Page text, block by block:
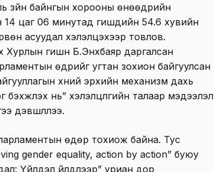
зүйн байнгын хорооны өнөөдрийн
цаг 06 минутад гишүүдийн 54.6 хувийн
асуудал хэлэлцэхээр товлов.
гишүүн Б.Энхбаяр даргалсан
өдрийг угтан зохион байгуулсан
хүний эрхийн механизм дахь
нь” хэлэлцүүлгийн талаар мэдээлэл
дэвшүүллээ.
өдөр тохиож байна. Тус
gender equality, action by action” буюу
Үйлдэл үйлдлээр” уриан дор